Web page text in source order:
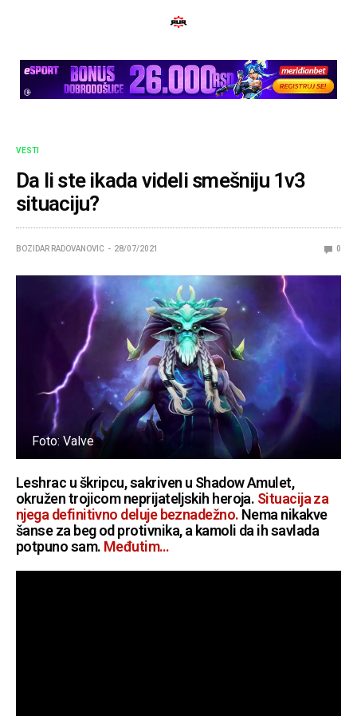
VESTI
Da li ste ikada videli smešniju 1v3
situaciju?
BOZIDAR RADOVANOVIC 28/07/2021 0
Foto: Valve
Leshrac u škripcu, sakriven u Shadow Amulet,
okružen trojicom neprijateljskih heroja. Situacija za
njega definitivno deluje beznadežno. Nema nikakve
šanse za beg od protivnika, a kamoli da ih savlada
potpuno sam. Međutim…